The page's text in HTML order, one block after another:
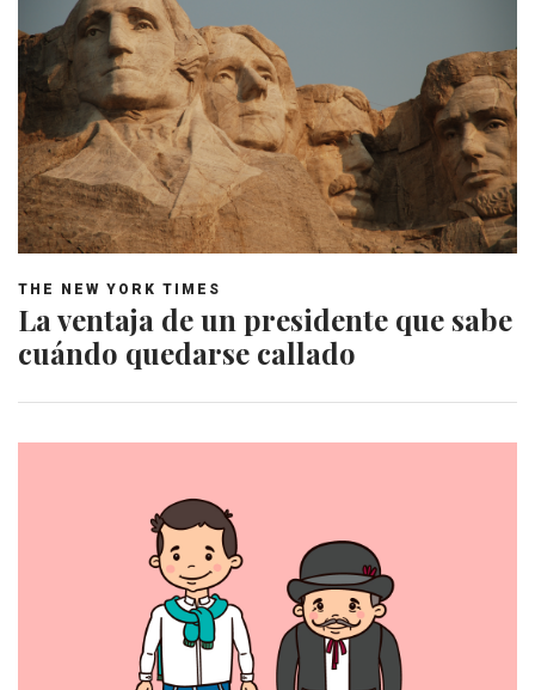
THE NEW YORK TIMES
La ventaja de un presidente que sabe
cuándo quedarse callado